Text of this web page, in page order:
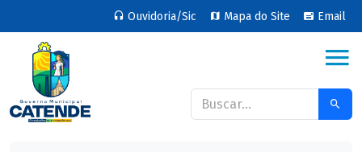
Ouvidoria/Sic Mapa do Site Email